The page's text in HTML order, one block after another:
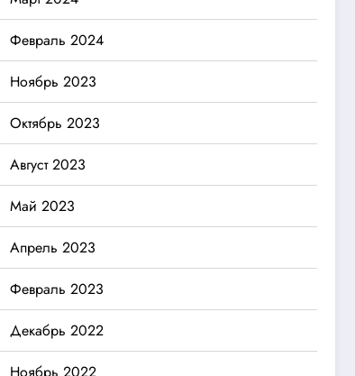
Февраль 2024
Ноябрь 2023
Октябрь 2023
Август 2023
Май 2023
Апрель 2023
Февраль 2023
Декабрь 2022
Ноябрь 2022